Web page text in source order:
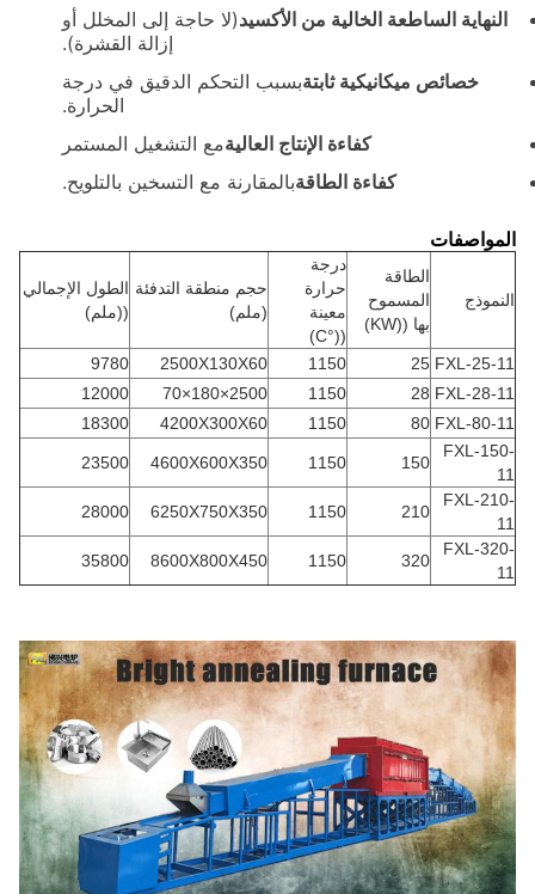
النهاية الساطعة الخالية من الأكسيد(لا حاجة إلى المخلل أو
إزالة القشرة).
خصائص ميكانيكية ثابتةبسبب التحكم الدقيق في درجة
الحرارة.
كفاءة الإنتاج العاليةمع التشغيل المستمر
كفاءة الطاقةبالمقارنة مع التسخين بالتلويح.
المواصفات
النموذج
الطاقة
المسموح
بها ((KW)
درجة
حرارة
معينة
((°C)
حجم منطقة التدفئة
(ملم)
الطول الإجمالي
((ملم)
FXL-25-11
25
1150
2500X130X60
9780
FXL-28-11
28
1150
2500×180×70
12000
FXL-80-11
80
1150
4200X300X60
18300
FXL-150-
11
150
1150
4600X600X350
23500
FXL-210-
11
210
1150
6250X750X350
28000
FXL-320-
11
320
1150
8600X800X450
35800